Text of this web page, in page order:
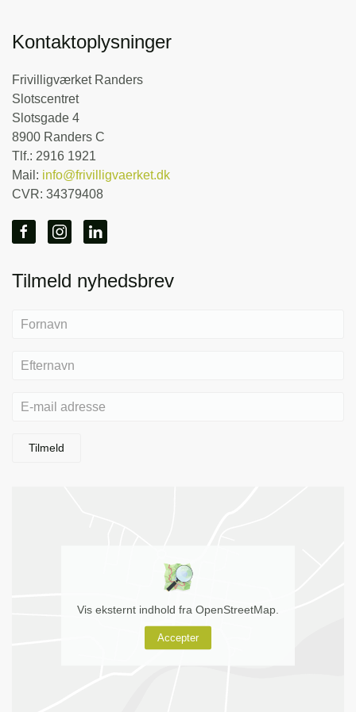
Kontaktoplysninger
Frivilligværket Randers
Slotscentret
Slotsgade 4
8900 Randers C
Tlf.: 2916 1921
Mail: info@frivilligvaerket.dk
CVR: 34379408
Tilmeld nyhedsbrev
Tilmeld
Vis eksternt indhold fra OpenStreetMap.
Accepter